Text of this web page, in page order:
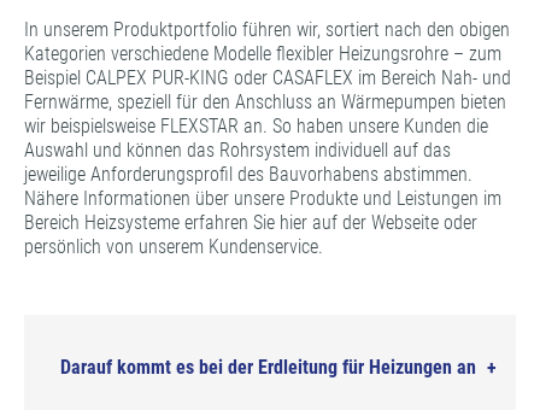
In unserem Produktportfolio führen wir, sortiert nach den obigen
Kategorien verschiedene Modelle flexibler Heizungsrohre – zum
Beispiel CALPEX PUR-KING oder CASAFLEX im Bereich Nah- und
Fernwärme, speziell für den Anschluss an Wärmepumpen bieten
wir beispielsweise FLEXSTAR an. So haben unsere Kunden die
Auswahl und können das Rohrsystem individuell auf das
jeweilige Anforderungsprofil des Bauvorhabens abstimmen.
Nähere Informationen über unsere Produkte und Leistungen im
Bereich Heizsysteme erfahren Sie hier auf der Webseite oder
persönlich von unserem Kundenservice.
Darauf kommt es bei der Erdleitung für Heizungen an